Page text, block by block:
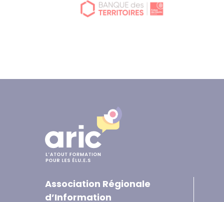
Association Régionale
d’Information